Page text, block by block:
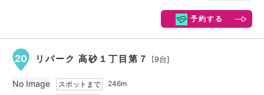
予約する
20 リパーク 高砂１丁目第７ [9台]
スポットまで
246m
No Image